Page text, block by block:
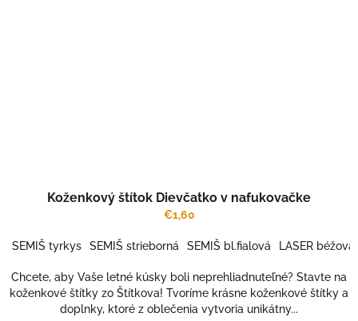
Koženkový štítok Dievčatko v nafukovačke
€1,60
SEMIŠ tyrkys SEMIŠ strieborná SEMIŠ bl.fialová LASER béžová
Chcete, aby Vaše letné kúsky boli neprehliadnuteľné? Stavte na
koženkové štítky zo Štítkova! Tvoríme krásne koženkové štítky a
doplnky, ktoré z oblečenia vytvoria unikátny...